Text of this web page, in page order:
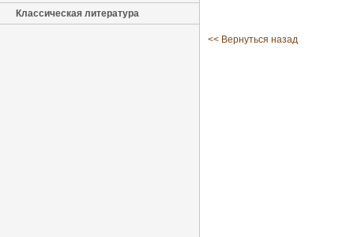
Классическая литература
<< Вернуться назад